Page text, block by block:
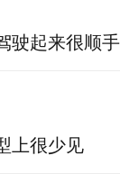
驶起来很顺手
上很少见